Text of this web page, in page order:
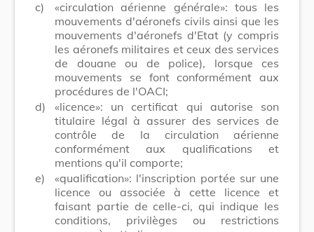
c)
«circulation aérienne générale»: tous les
mouvements d'aéronefs civils ainsi que les
mouvements d'aéronefs d'Etat (y compris
les aéronefs militaires et ceux des services
de douane ou de police), lorsque ces
mouvements se font conformément aux
procédures de l'OACI;
d)
«licence»: un certificat qui autorise son
titulaire légal à assurer des services de
contrôle de la circulation aérienne
conformément aux qualifications et
mentions qu'il comporte;
e)
«qualification»: l'inscription portée sur une
licence ou associée à cette licence et
faisant partie de celle-ci, qui indique les
conditions, privilèges ou restrictions